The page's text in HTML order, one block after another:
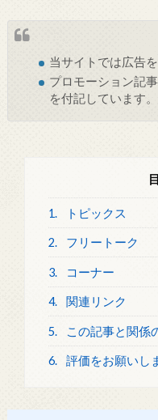
当サイトでは広告
プロモーション記
を付記しています。
1. トピックス
2. フリートーク
3. コーナー
4. 関連リンク
5. この記事と関係
6. 評価をお願いし